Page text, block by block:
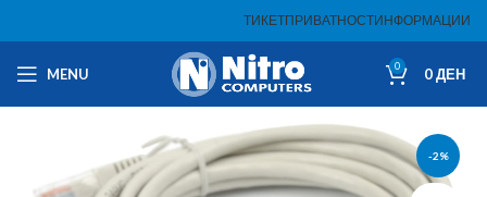
ТИКЕТПРИВАТНОСТИНФОРМАЦИИ
MENU 0 0ДЕН
-2%